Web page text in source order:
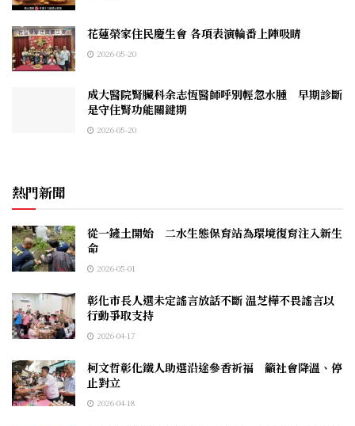
花蓮榮家住民慶生會 各項表演輪番上陣吸睛
2026-05-20
成大醫院腎臟科余志恆醫師呼別輕忽水腫 早期診斷
是守住腎功能關鍵期
2026-05-20
熱門新聞
從一鏟土開始 二水生態保育站為環境復育注入新生
命
2026-05-01
彰化市長人選未定謠言放話不斷 温芝樺不畏謠言以
行動爭取支持
2026-04-17
柯文哲彰化鐵人助選沿途參香祈福 籲社會降溫、停
止對立
2026-04-18